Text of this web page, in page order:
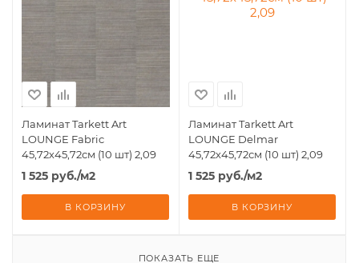
Ламинат Tarkett Art
LOUNGE Fabric
45,72х45,72см (10 шт) 2,09
1 525 руб./м2
В КОРЗИНУ
Ламинат Tarkett Art
LOUNGE Delmar
45,72х45,72см (10 шт) 2,09
1 525 руб./м2
В КОРЗИНУ
ПОКАЗАТЬ ЕЩЕ